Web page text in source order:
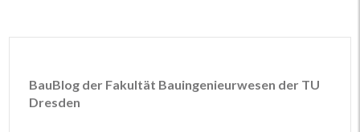
BauBlog der Fakultät Bauingenieurwesen der TU
Dresden